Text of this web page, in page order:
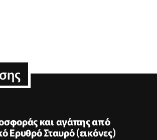
και αγάπης από
Ερυθρό Σταυρό (εικόνες)